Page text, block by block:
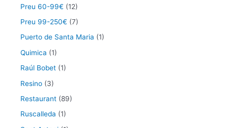
Preu 60-99€ (12)
Preu 99-250€ (7)
Puerto de Santa Maria (1)
Quimica (1)
Raúl Bobet (1)
Resino (3)
Restaurant (89)
Ruscalleda (1)